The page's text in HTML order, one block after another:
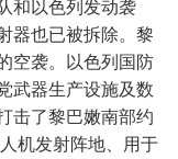
和以色列发动袭
器也已被拆除。黎
空袭。以色列国防
武器生产设施及数
击了黎巴嫩南部约
机发射阵地、用于